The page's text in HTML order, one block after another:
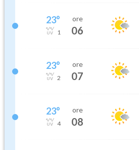
23°
1
ore
06
23°
2
ore
07
23°
4
ore
08